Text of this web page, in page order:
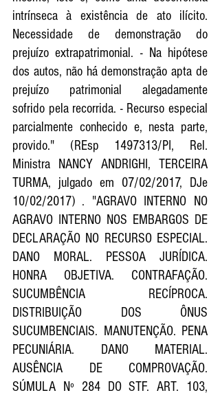
intrínseca à existência de ato ilícito.
Necessidade de demonstração do
prejuízo extrapatrimonial. - Na hipótese
dos autos, não há demonstração apta de
prejuízo patrimonial alegadamente
sofrido pela recorrida. - Recurso especial
parcialmente conhecido e, nesta parte,
provido." (REsp 1497313/PI, Rel.
Ministra NANCY ANDRIGHI, TERCEIRA
TURMA, julgado em 07/02/2017, DJe
10/02/2017) . "AGRAVO INTERNO NO
AGRAVO INTERNO NOS EMBARGOS DE
DECLARAÇÃO NO RECURSO ESPECIAL.
DANO MORAL. PESSOA JURÍDICA.
HONRA OBJETIVA. CONTRAFAÇÃO.
SUCUMBÊNCIA RECÍPROCA.
DISTRIBUIÇÃO DOS ÔNUS
SUCUMBENCIAIS. MANUTENÇÃO. PENA
PECUNIÁRIA. DANO MATERIAL.
AUSÊNCIA DE COMPROVAÇÃO.
SÚMULA Nº 284 DO STF. ART. 103,